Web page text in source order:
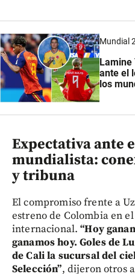
Mundial
Lamine
ante el
los
Expectativa ante
mundialista:
y tribuna
El compromiso frente a
estreno de Colombia en
internacional.“Hoy
ganamos hoy. Goles de
de Cali la sucursal del
Selección”, dijeron otros